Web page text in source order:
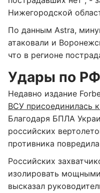
Нижегородской
По данным Astra,
атаковали и
что в регионе
Удары по РФ
Недавно издание
ВСУ присоединилась
Благодаря БПЛА
российских
противника
Российских
изолировать
высказал